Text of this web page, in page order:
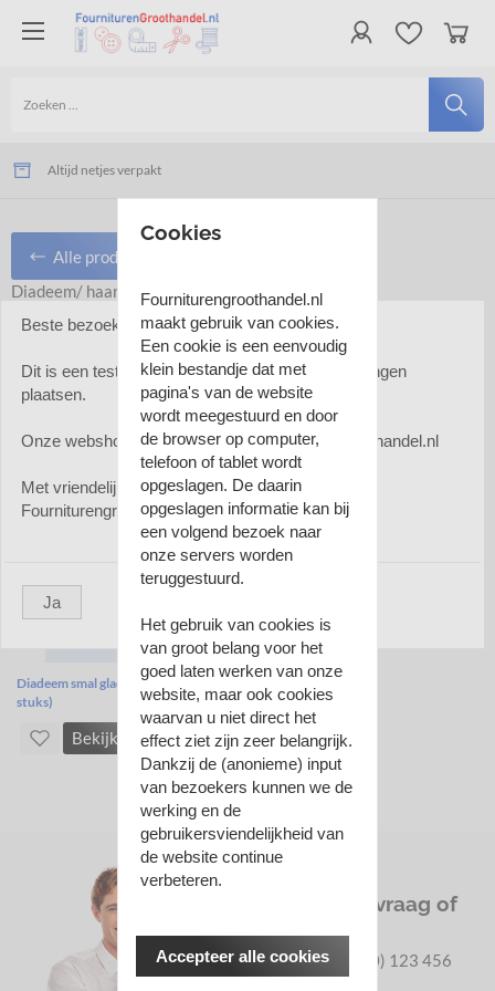
Niet goed, geld terug
Voor 15:00 uur besteld, morgen in huis
Altijd netjes verpakt
Alle producten
Diadeem/ haarband
Diadeem/ haarband
Sorteer op:
Diadeem smal glad 6 mm fuchsia (6
stuks)
Bekijk
Heeft u een vraag of
Bel ons via (0900) 123 456
Beste bezoeker,
Dit is een test-webshop. U kunt hier geen bestellingen
plaatsen.
Onze webshop vindt u hier: www.fourniturengroothandel.nl
Met vriendelijke groet,
Fourniturengroothandel.nl
Ja
Cookies
Fourniturengroothandel.nl
maakt gebruik van cookies.
Een cookie is een eenvoudig
klein bestandje dat met
pagina's van de website
wordt meegestuurd en door
de browser op computer,
telefoon of tablet wordt
opgeslagen. De daarin
opgeslagen informatie kan bij
een volgend bezoek naar
onze servers worden
teruggestuurd.
Het gebruik van cookies is
van groot belang voor het
goed laten werken van onze
website, maar ook cookies
waarvan u niet direct het
effect ziet zijn zeer belangrijk.
Dankzij de (anonieme) input
van bezoekers kunnen we de
werking en de
gebruikersviendelijkheid van
de website continue
verbeteren.
Accepteer alle cookies